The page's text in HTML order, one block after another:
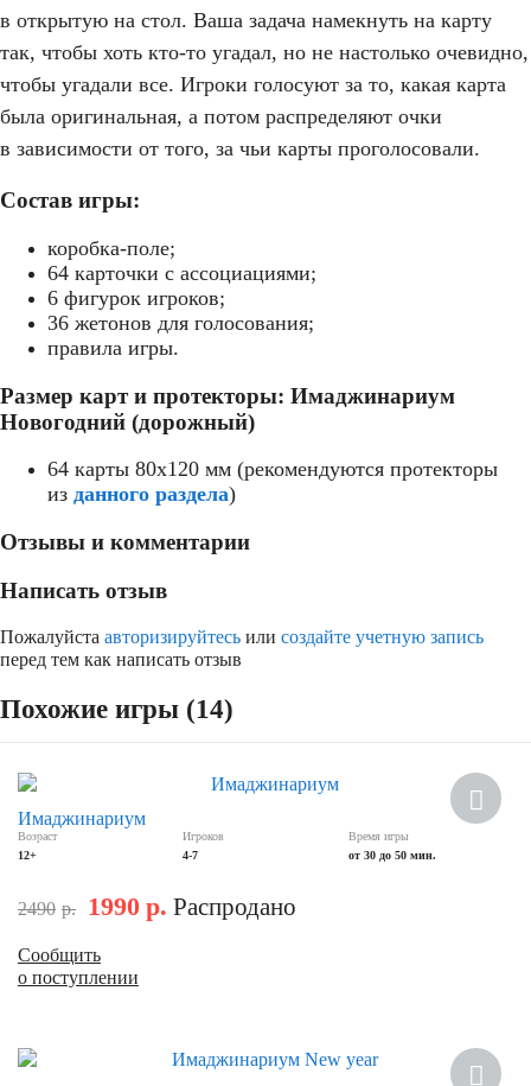
в открытую на стол. Ваша задача намекнуть на карту
так, чтобы хоть кто-то угадал, но не настолько очевидно,
чтобы угадали все. Игроки голосуют за то, какая карта
была оригинальная, а потом распределяют очки
в зависимости от того, за чьи карты проголосовали.
Состав игры:
коробка-поле;
64 карточки с ассоциациями;
6 фигурок игроков;
36 жетонов для голосования;
правила игры.
Размер карт и протекторы: Имаджинариум
Новогодний (дорожный)
64 карты 80x120 мм (рекомендуются протекторы
из данного раздела)
Отзывы и комментарии
Написать отзыв
Пожалуйста авторизируйтесь или создайте учетную запись
перед тем как написать отзыв
Похожие игры (14)
Скидка
Имаджинариум
Возраст
12+
Игроков
4-7
Время игры
от 30 до 50 мин.
2490 р. 1990 р. Распродано
Сообщить
о поступлении